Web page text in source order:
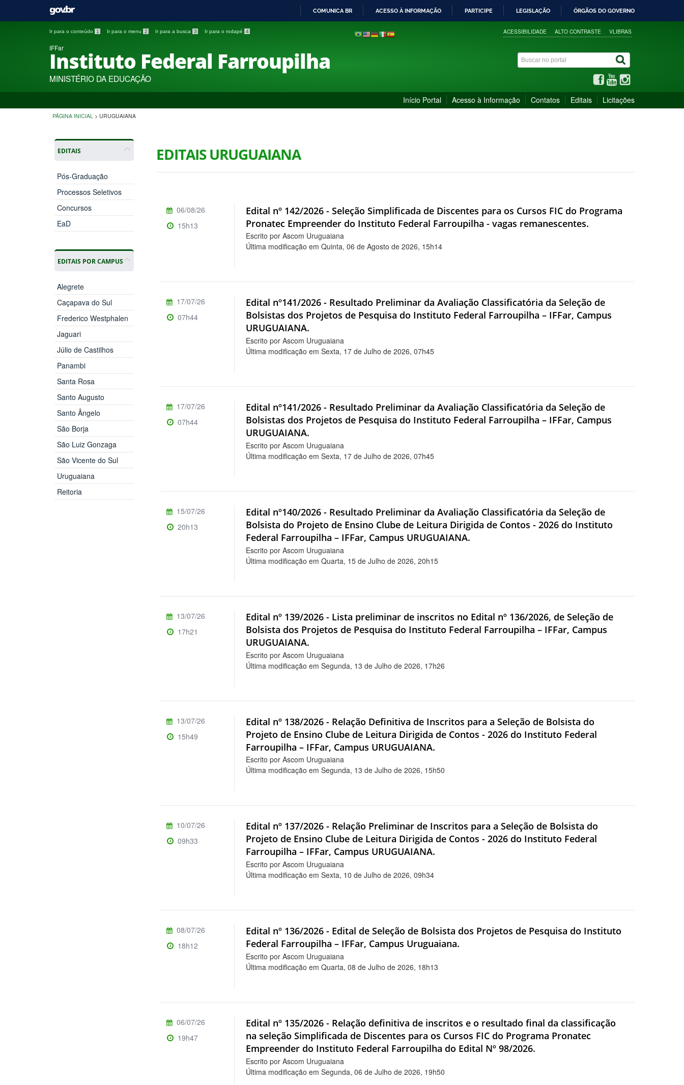
PARA
COMUNICA BR ACESSO À INFORMAÇÃO PARTICIPE LEGISLAÇÃO ÓRGÃOS DO GOVERNO
Ir para o conteúdo 1 Ir para o menu 2 Ir para a busca 3 Ir para o rodapé 4 ACESSIBILIDADE ALTO CONTRASTE VLIBRAS
IFFar
Instituto Federal Farroupilha
MINISTÉRIO DA EDUCAÇÃO
Início Portal Acesso à Informação Contatos Editais Licitações
PÁGINA INICIAL > URUGUAIANA
EDITAIS
Pós-Graduação
Processos Seletivos
Concursos
EaD
EDITAIS POR CAMPUS
Alegrete
Caçapava do Sul
Frederico Westphalen
Jaguari
Júlio de Castilhos
Panambi
Santa Rosa
Santo Augusto
Santo Ângelo
São Borja
São Luiz Gonzaga
São Vicente do Sul
Uruguaiana
Reitoria
EDITAIS URUGUAIANA
Edital nº 142/2026 - Seleção Simplificada de Discentes para os Cursos FIC do Programa
Pronatec Empreender do Instituto Federal Farroupilha - vagas remanescentes.
Escrito por Ascom Uruguaiana
Última modificação em Quinta, 06 de Agosto de 2026, 15h14
06/08/26
15h13
Edital nº141/2026 - Resultado Preliminar da Avaliação Classificatória da Seleção de
Bolsistas dos Projetos de Pesquisa do Instituto Federal Farroupilha – IFFar, Campus
URUGUAIANA.
Escrito por Ascom Uruguaiana
Última modificação em Sexta, 17 de Julho de 2026, 07h45
17/07/26
07h44
Edital nº141/2026 - Resultado Preliminar da Avaliação Classificatória da Seleção de
Bolsistas dos Projetos de Pesquisa do Instituto Federal Farroupilha – IFFar, Campus
URUGUAIANA.
Escrito por Ascom Uruguaiana
Última modificação em Sexta, 17 de Julho de 2026, 07h45
17/07/26
07h44
Edital nº140/2026 - Resultado Preliminar da Avaliação Classificatória da Seleção de
Bolsista do Projeto de Ensino Clube de Leitura Dirigida de Contos - 2026 do Instituto
Federal Farroupilha – IFFar, Campus URUGUAIANA.
Escrito por Ascom Uruguaiana
Última modificação em Quarta, 15 de Julho de 2026, 20h15
15/07/26
20h13
Edital nº 139/2026 - Lista preliminar de inscritos no Edital nº 136/2026, de Seleção de
Bolsista dos Projetos de Pesquisa do Instituto Federal Farroupilha – IFFar, Campus
URUGUAIANA.
Escrito por Ascom Uruguaiana
Última modificação em Segunda, 13 de Julho de 2026, 17h26
13/07/26
17h21
Edital nº 138/2026 - Relação Definitiva de Inscritos para a Seleção de Bolsista do
Projeto de Ensino Clube de Leitura Dirigida de Contos - 2026 do Instituto Federal
Farroupilha – IFFar, Campus URUGUAIANA.
Escrito por Ascom Uruguaiana
Última modificação em Segunda, 13 de Julho de 2026, 15h50
13/07/26
15h49
Edital nº 137/2026 - Relação Preliminar de Inscritos para a Seleção de Bolsista do
Projeto de Ensino Clube de Leitura Dirigida de Contos - 2026 do Instituto Federal
Farroupilha – IFFar, Campus URUGUAIANA.
Escrito por Ascom Uruguaiana
Última modificação em Sexta, 10 de Julho de 2026, 09h34
10/07/26
09h33
Edital nº 136/2026 - Edital de Seleção de Bolsista dos Projetos de Pesquisa do Instituto
Federal Farroupilha – IFFar, Campus Uruguaiana.
Escrito por Ascom Uruguaiana
Última modificação em Quarta, 08 de Julho de 2026, 18h13
08/07/26
18h12
Edital nº 135/2026 - Relação definitiva de inscritos e o resultado final da classificação
na seleção Simplificada de Discentes para os Cursos FIC do Programa Pronatec
Empreender do Instituto Federal Farroupilha do Edital Nº 98/2026.
Escrito por Ascom Uruguaiana
Última modificação em Segunda, 06 de Julho de 2026, 19h50
06/07/26
19h47